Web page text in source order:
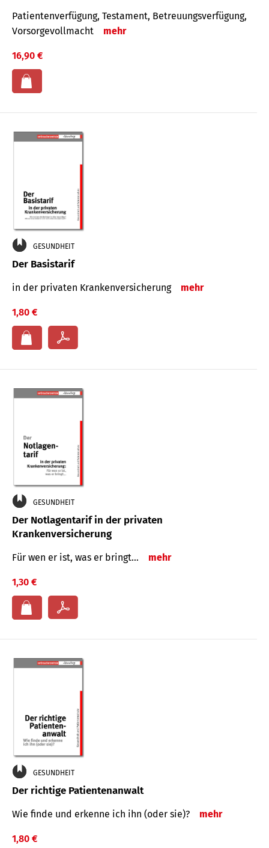
Patienten­ver­fügung, Testa­ment, Be­treuungs­verfü­gung,
Vor­sorge­voll­macht
mehr
16,90 €
GESUNDHEIT
Der Basistarif
in der privaten Kran­ken­ver­siche­rung mehr
1,80 €
GESUNDHEIT
Der Notlagentarif in der privaten
Krankenversicherung
Für wen er ist, was er bringt… mehr
1,30 €
GESUNDHEIT
Der richtige Patientenanwalt
Wie finde und erkenne ich ihn (oder sie)? mehr
1,80 €